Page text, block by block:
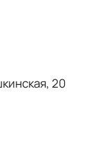
20